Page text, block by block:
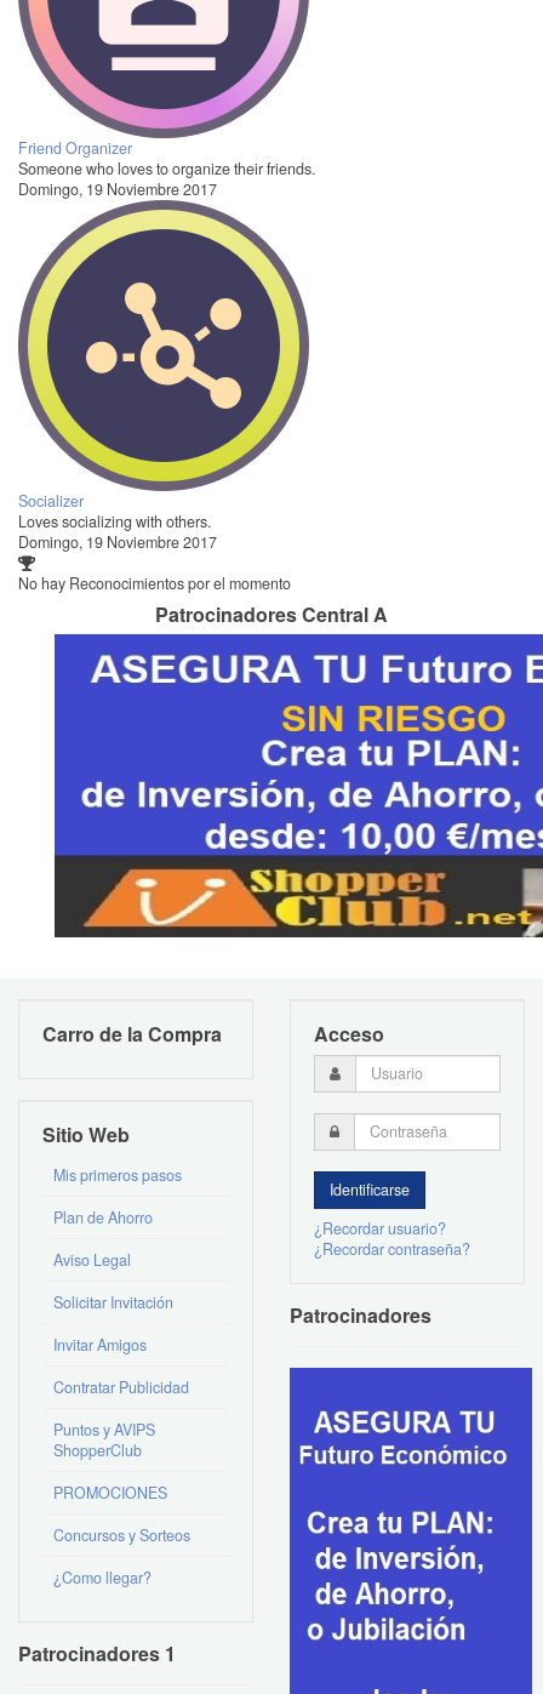
Friend Organizer
Someone who loves to organize their friends.
Domingo, 19 Noviembre 2017
Socializer
Loves socializing with others.
Domingo, 19 Noviembre 2017
No hay Reconocimientos por el momento
Patrocinadores Central A
Carro de la Compra
Sitio Web
Mis primeros pasos
Plan de Ahorro
Aviso Legal
Solicitar Invitación
Invitar Amigos
Contratar Publicidad
Puntos y AVIPS
ShopperClub
PROMOCIONES
Concursos y Sorteos
¿Como llegar?
Patrocinadores 1
Acceso
¿Recordar usuario?
¿Recordar contraseña?
Patrocinadores